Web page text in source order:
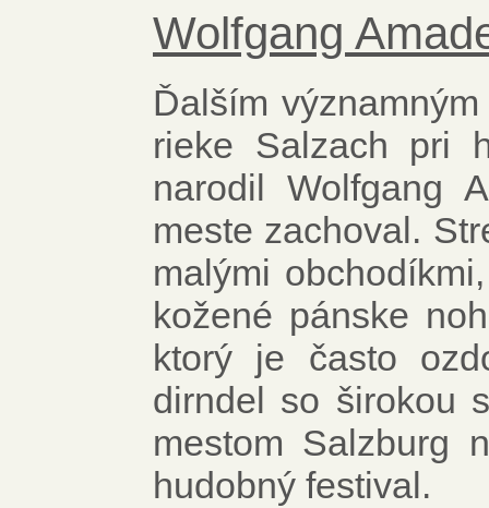
Wolfgang
Ďalším
rieke Salzach pri
narodil Wolfgang
meste zachoval.
malými
kožené pánske
ktorý je často
dirndel so širokou
mestom Salzburg
hudobný festival.